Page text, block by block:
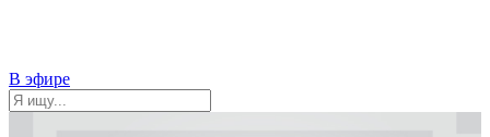
В эфире